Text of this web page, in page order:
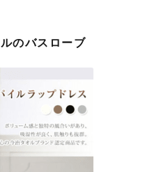
のバスローブ